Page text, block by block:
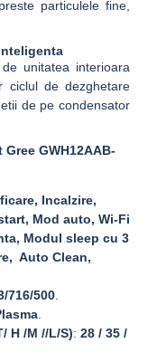
particulele fine,
unitatea interioara
ciclul de dezghetare
de pe condensator
GWH12AAB-
Incalzire,
Mod auto, Wi-Fi
Modul sleep cu 3
Auto Clean,
716/500
H /M //L/S): 28 / 35 /